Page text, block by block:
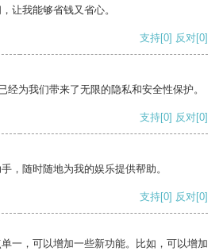
让我能够省钱又省心。
支持[0] 反对[0]
经为我们带来了无限的隐私和安全性保护。
支持[0] 反对[0]
，随时随地为我的娱乐提供帮助。
支持[0] 反对[0]
一，可以增加一些新功能。比如，可以增加